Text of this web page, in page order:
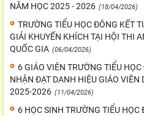
NĂM HỌC 2025 - 2026 (18/04/2026)
TRƯỜNG TIỂU HỌC ĐÔNG KẾT
GIẢI KHUYẾN KHÍCH TẠI HỘI THI
QUỐC GIA (06/04/2026)
6 GIÁO VIÊN TRƯỜNG TIỂU
NHẬN ĐẠT DANH HIỆU GIÁO VIÊN
2025-2026 (11/04/2026)
6 HỌC SINH TRƯỜNG TIỂU